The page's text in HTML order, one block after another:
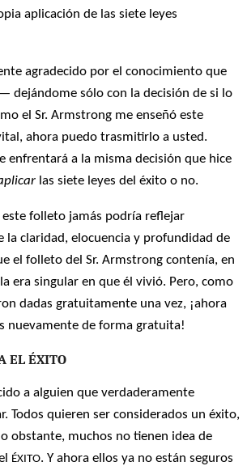
aplicación de las siete leyes
agradecido por el conocimiento que
dejándome sólo con la decisión de si lo
el Sr. Armstrong me enseñó este
ahora puedo trasmitirlo a usted.
enfrentará a la misma decisión que hice
las siete leyes del éxito o no.
este folleto jamás podría reflejar
la claridad, elocuencia y profundidad de
el folleto del Sr. Armstrong contenía, en
era singular en que él vivió. Pero, como
dadas gratuitamente una vez, ¡ahora
nuevamente de forma gratuita!
EL ÉXITO
a alguien que verdaderamente
Todos quieren ser considerados un éxito,
obstante, muchos no tienen idea de
ÉXITO. Y ahora ellos ya no están seguros